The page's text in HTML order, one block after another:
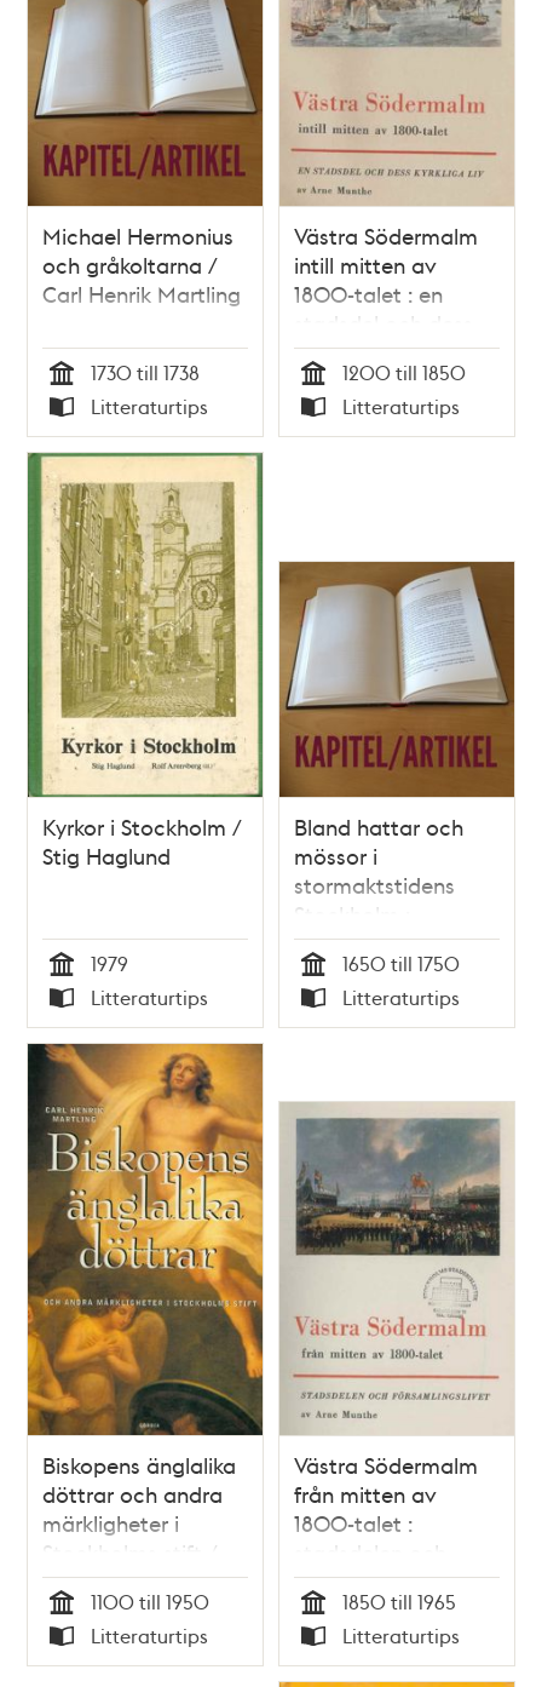
Michael Hermonius
och gråkoltarna /
Carl Henrik Martling
Tid
1730 till 1738
Typ
Litteraturtips
Västra Södermalm
intill mitten av
1800-talet : en
stadsdel och dess
kyrkliga liv : historisk
skildring / Arne
Munthe
Tid
1200 till 1850
Typ
Litteraturtips
Kyrkor i Stockholm /
Stig Haglund
Tid
1979
Typ
Litteraturtips
Bland hattar och
mössor i
stormaktstidens
Stockholm :
kvinnokraft i ett
skråämbete / Curt
Hauffman
Tid
1650 till 1750
Typ
Litteraturtips
Biskopens änglalika
döttrar och andra
märkligheter i
Stockholms stift /
Carl Henrik Martling
Tid
1100 till 1950
Typ
Litteraturtips
Västra Södermalm
från mitten av
1800-talet :
stadsdelen och
församlingslivet :
historisk skildring /
Arne Munthe
Tid
1850 till 1965
Typ
Litteraturtips